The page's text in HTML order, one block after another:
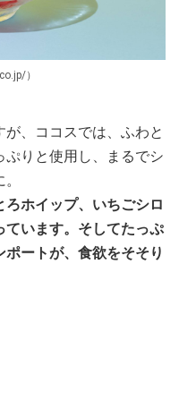
）
、ココスでは、ふわと
りと使用し、まるでシ
ホイップ、いちごシロ
ています。そしてたっぷ
ートが、食欲をそそり